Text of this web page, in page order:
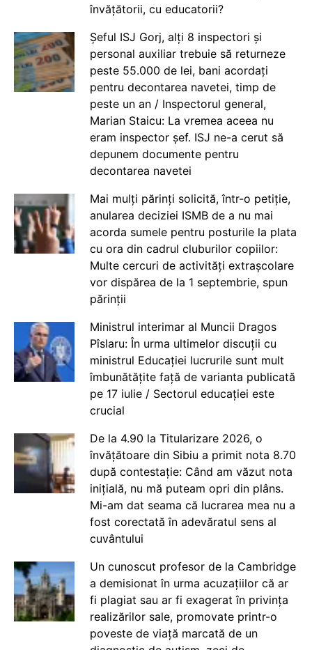
învățătorii, cu educatorii?
Șeful ISJ Gorj, alți 8 inspectori și
personal auxiliar trebuie să returneze
peste 55.000 de lei, bani acordați
pentru decontarea navetei, timp de
peste un an / Inspectorul general,
Marian Staicu: La vremea aceea nu
eram inspector șef. ISJ ne-a cerut să
depunem documente pentru
decontarea navetei
Mai mulți părinți solicită, într-o petiție,
anularea deciziei ISMB de a nu mai
acorda sumele pentru posturile la plata
cu ora din cadrul cluburilor copiilor:
Multe cercuri de activități extrașcolare
vor dispărea de la 1 septembrie, spun
părinții
Ministrul interimar al Muncii Dragos
Pîslaru: În urma ultimelor discuții cu
ministrul Educației lucrurile sunt mult
îmbunătățite față de varianta publicată
pe 17 iulie / Sectorul educației este
crucial
De la 4.90 la Titularizare 2026, o
învățătoare din Sibiu a primit nota 8.70
după contestație: Când am văzut nota
inițială, nu mă puteam opri din plâns.
Mi-am dat seama că lucrarea mea nu a
fost corectată în adevăratul sens al
cuvântului
Un cunoscut profesor de la Cambridge
a demisionat în urma acuzațiilor că ar
fi plagiat sau ar fi exagerat în privința
realizărilor sale, promovate printr-o
poveste de viață marcată de un